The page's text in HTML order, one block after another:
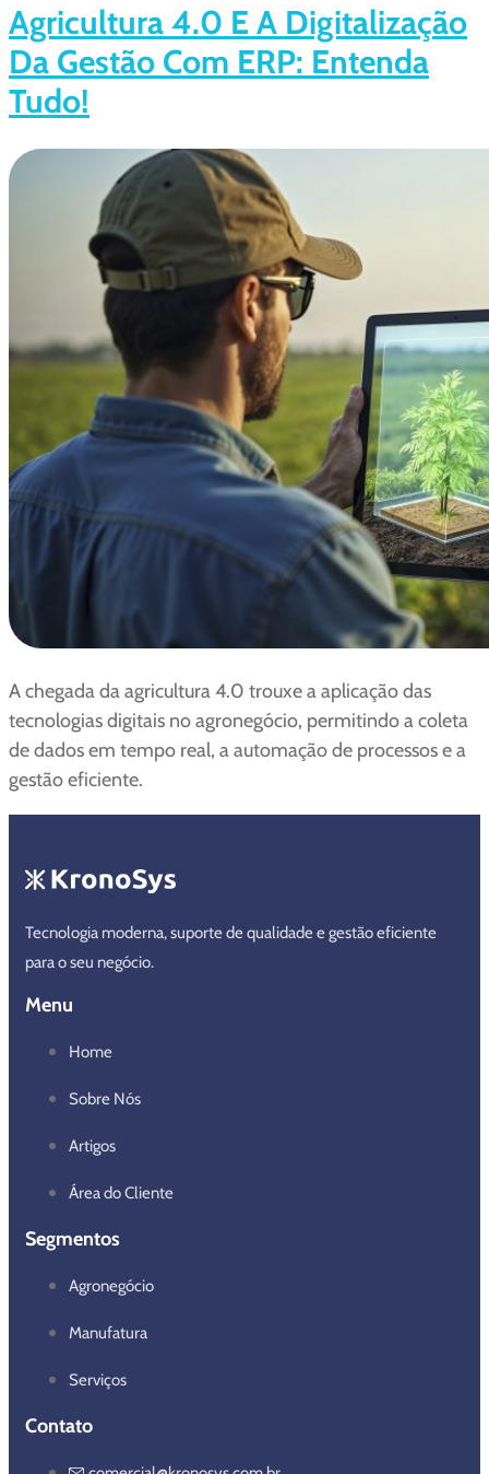
Agricultura 4.0 E A Digitalização
Da Gestão Com ERP: Entenda
Tudo!
A chegada da agricultura 4.0 trouxe a aplicação das
tecnologias digitais no agronegócio, permitindo a coleta
de dados em tempo real, a automação de processos e a
gestão eficiente.
Tecnologia moderna, suporte de qualidade e gestão eficiente
para o seu negócio.
Menu
Home
Sobre Nós
Artigos
Área do Cliente
Segmentos
Agronegócio
Manufatura
Serviços
Contato